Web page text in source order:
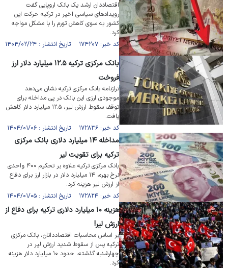
اقتصاددان ارشد یک بانک اروپایی گفت
رویداد‌های سیاسی اخیر در ترکیه حرکت این
کشور به سوی کاهش تورم را با مشکل مواجه
کرد.
کد خبر: ۱۷۴۲۰۷ تاریخ انتشار : ۱۴۰۴/۰۲/۲۴
بانک مرکزی ترکیه ۱۲.۵ میلیارد دلار ارز
فروخت
ترازنامه بانک مرکزی ترکیه نشان می‌دهد
موجودی ارزی این بانک در پی مداخله برای
توقف سقوط ارزش لیر، ۱۲.۵ میلیارد دلار کاهش
یافت.
کد خبر: ۱۷۲۸۳۶ تاریخ انتشار : ۱۴۰۴/۰۱/۰۶
مداخله ۱۴ میلیارد دلاری بانک مرکزی
ترکیه برای تقویت لیر
بانک مرکزی ترکیه علاوه بر تحکیم ۴۰۰ واحدی
نرخ بهره، ۱۴ میلیارد دلار در بازار ارز برای دفاع
از ارزش لیر هزینه کرد.
کد خبر: ۱۷۲۸۲۴ تاریخ انتشار : ۱۴۰۴/۰۱/۰۵
هزینه ۱۰ میلیارد دلاری ترکیه برای دفاع از
ارزش لیر!
بر اساس محاسبات اقتصاددانان، بانک مرکزی
ترکیه پس از سقوط شدید ارزش لیر در
چهارشنبه گذشته، حدود ۱۰ میلیارد دلار هزینه
کرد.